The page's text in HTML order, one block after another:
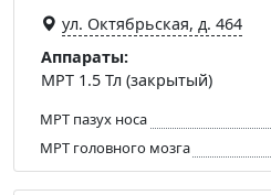
ул. Октябрьская, д. 464
Аппараты:
МРТ 1.5 Тл (закрытый)
МРТ пазух носа
МРТ головного мозга